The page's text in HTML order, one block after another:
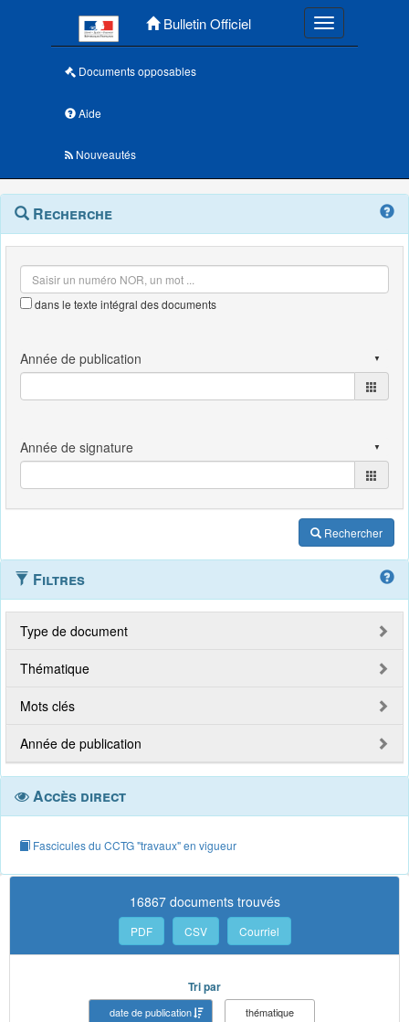
Bulletin Officiel Toggle
Documents opposables
Aide
Nouveautés
Navigation
outils
Menu
contextuel
Recherche
dans le texte intégral des documents
Rechercher
Filtres
Type de document
Thématique
Mots clés
Année de publication
Accès direct
Fascicules du CCTG "travaux" en vigueur
16867 documents trouvés
PDF CSV Courriel
Tri par
date de publication
thématique